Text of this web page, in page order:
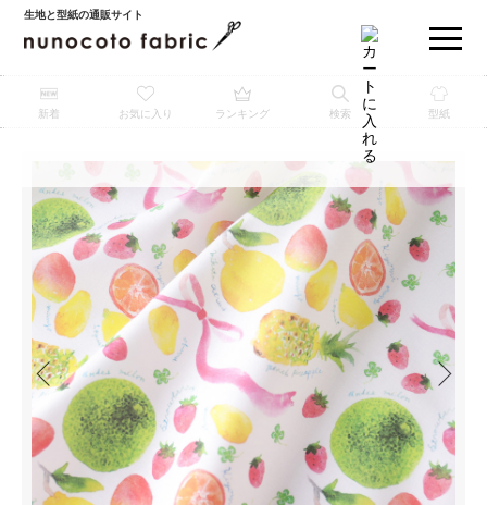
生地と型紙の通販サイト
新着 お気に入り ランキング 検索 型紙